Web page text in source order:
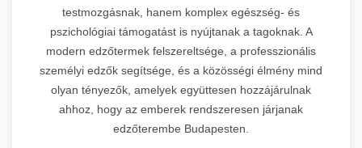
testmozgásnak, hanem komplex egészség- és
pszichológiai támogatást is nyújtanak a tagoknak. A
modern edzőtermek felszereltsége, a professzionális
személyi edzők segítsége, és a közösségi élmény mind
olyan tényezők, amelyek együttesen hozzájárulnak
ahhoz, hogy az emberek rendszeresen járjanak
edzőterembe Budapesten.